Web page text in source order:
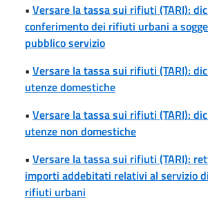
• Versare la tassa sui rifiuti (TARI):
conferimento dei rifiuti urbani a
pubblico servizio
• Versare la tassa sui rifiuti (TARI):
utenze domestiche
• Versare la tassa sui rifiuti (TARI):
utenze non domestiche
• Versare la tassa sui rifiuti (TARI):
importi addebitati relativi al servizio
rifiuti urbani